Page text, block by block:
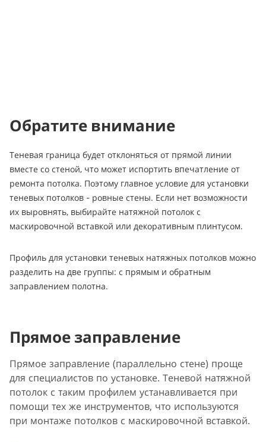
Обратите внимание
Теневая граница будет отклоняться от прямой линии
вместе со стеной, что может испортить впечатление от
ремонта потолка. Поэтому главное условие для установки
теневых потолков - ровные стены. Если нет возможности
их выровнять, выбирайте натяжной потолок с
маскировочной вставкой или декоративным плинтусом.
Профиль для установки теневых натяжных потолков можно
разделить на две группы: с прямым и обратным
заправлением полотна.
Прямое заправление
Прямое заправление (параллельно стене) проще
для специалистов по установке. Теневой натяжной
потолок с таким профилем устанавливается при
помощи тех же инструментов, что используются
при монтаже потолков с маскировочной вставкой.